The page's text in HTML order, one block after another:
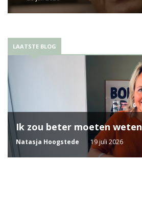
LAATSTE BLOG
Ik zou beter moeten weten
Natasja Hoogstede 19 juli 2026